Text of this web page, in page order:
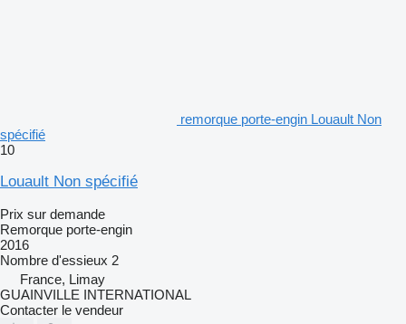
remorque porte-engin Louault Non
spécifié
10
Louault Non spécifié
Prix sur demande
Remorque porte-engin
2016
Nombre d'essieux 2
France, Limay
GUAINVILLE INTERNATIONAL
Contacter le vendeur